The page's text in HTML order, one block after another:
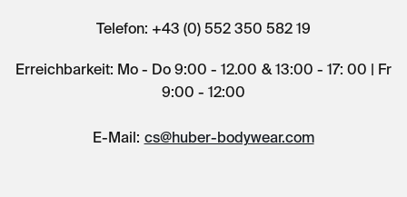
Telefon: +43 (0) 552 350 582 19
Erreichbarkeit: Mo - Do 9:00 - 12.00 & 13:00 - 17: 00 | Fr
9:00 - 12:00
E-Mail: cs@huber-bodywear.com